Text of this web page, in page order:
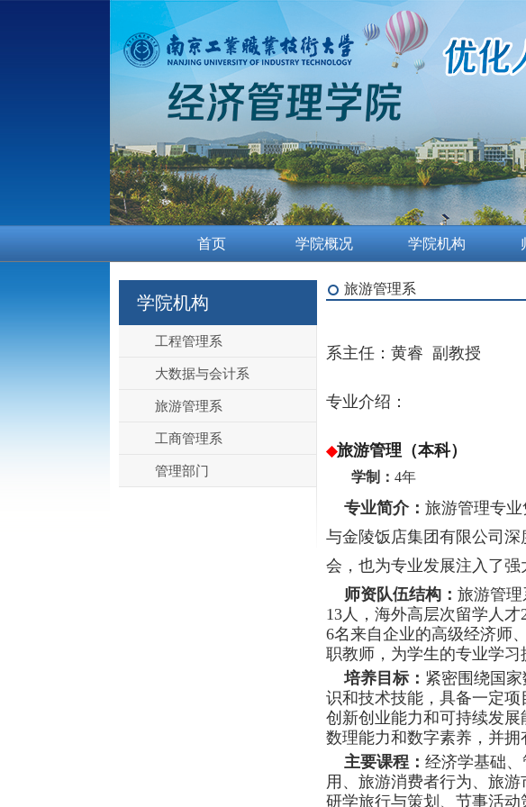
首页 学院概况 学院机构
学院机构
工程管理系
大数据与会计系
旅游管理系
工商管理系
管理部门
旅游管理系
系主任：黄睿 副教授
专业介绍：
◆旅游管理（本科）
学制： 4年
专业简介： 旅游管理专业
与金陵饭店集团有限公司
会，也为专业发展注入了强
师资队伍结构： 旅游管
13人，海外高层次留学人
6名来自企业的高级经济师
职教师，为学生的专业学习
培养目标： 紧密围绕国
识和技术技能，具备一定
创新创业能力和可持续发展
数理能力和数字素养，并拥
主要课程： 经济学基础
用、旅游消费者行为、旅
研学旅行与策划、节事活